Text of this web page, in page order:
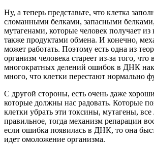
Ну, а теперь представьте, что клетка
сломанными белками, запасными
мутагенами, которые человек получает
также продуктами обмена. И конечно,
может работать. Поэтому есть одна из
организм человека стареет из-за того, что
многократных делений ошибок в ДНК
много, что клетки перестают нормально
С другой стороны, есть очень даже
которые должны нас радовать. Которые
клетки убрать эти токсины, мутагены,
правильное, тогда механизм репарации
если ошибка появилась в ДНК, то она
идет омоложение организма.